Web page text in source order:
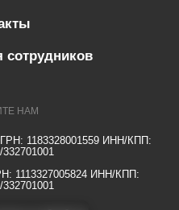
сотрудников
НАМ
1183328001559 ИНН/КПП:
1113327005824 ИНН/КПП: